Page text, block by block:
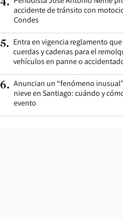
4.
accidente de tránsito con
Condes
5. Entra en vigencia reglamento
cuerdas y cadenas para el
vehículos en panne o
6. Anuncian un “fenómeno
nieve en Santiago: cuándo y
evento